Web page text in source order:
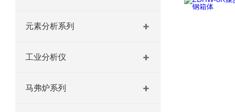
元素分析系列
工业分析仪
马弗炉系列